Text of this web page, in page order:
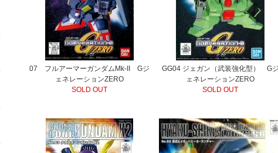
07 フルアーマーガンダムMk-II Gジ
ェネレーションZERO
SOLD OUT
GG04 ジェガン（武装強化型） Gジ
ェネレーションZERO
SOLD OUT